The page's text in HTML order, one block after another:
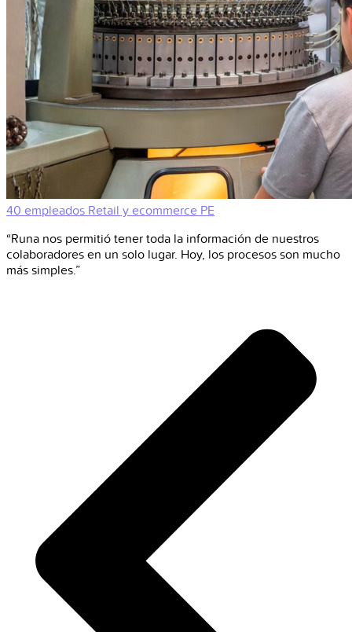
40 empleados Retail y ecommerce PE
“Runa nos permitió tener toda la información de nuestros
colaboradores en un solo lugar. Hoy, los procesos son mucho
más simples.”